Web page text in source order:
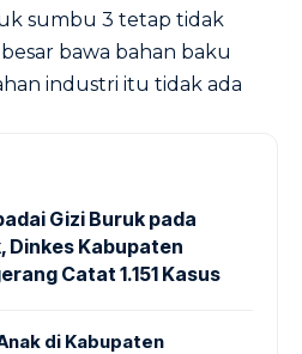
sumbu 3 tetap tidak
bawa bahan baku
industri itu tidak ada
Gizi Buruk pada
Dinkes Kabupaten
Catat 1.151 Kasus
di Kabupaten